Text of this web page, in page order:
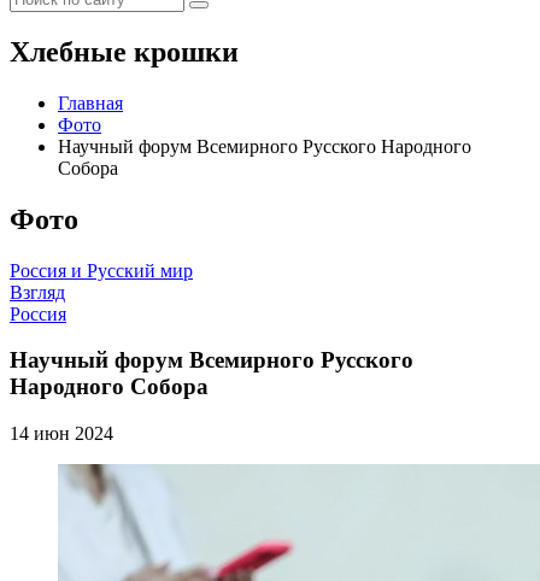
Хлебные крошки
Главная
Фото
Научный форум Всемирного Русского Народного
Собора
Фото
Россия и Русский мир
Взгляд
Россия
Научный форум Всемирного Русского
Народного Собора
14 июн 2024